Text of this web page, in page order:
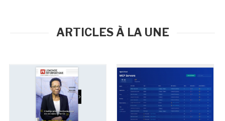
ARTICLES À LA UNE